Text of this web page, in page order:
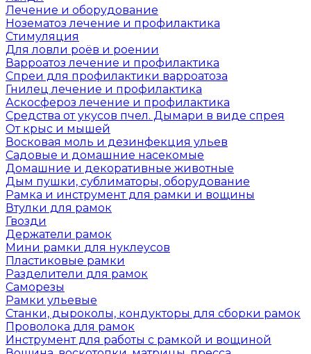
Лечение и оборудование
Нозематоз лечение и профилактика
Стимуляция
Для ловли роёв и роении
Варроатоз лечение и профилактика
Спреи для профилактики варроатоза
Гнилец лечение и профилактика
Аскосфероз лечение и профилактика
Средства от укусов пчел. Дымари в виде спрея
От крыс и мышей
Восковая моль и дезинфекция ульев
Садовые и домашние насекомые
Домашние и декоративные животные
Дым пушки, сублиматоры, оборудование
Рамка и инструмент для рамки и вощины
Втулки для рамок
Гвозди
Держатели рамок
Мини рамки для нуклеусов
Пластиковые рамки
Разделители для рамок
Саморезы
Рамки ульевые
Станки, дыроколы, кондукторы для сборки рамок
Проволока для рамок
Инструмент для работы с рамкой и вощиной